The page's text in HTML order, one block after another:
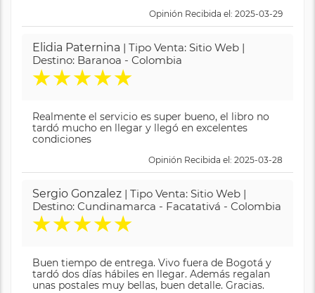
Opinión Recibida el: 2025-03-29
Elidia Paternina | Tipo Venta: Sitio Web |
Destino: Baranoa - Colombia
★★★★★
Realmente el servicio es super bueno, el libro no
tardó mucho en llegar y llegó en excelentes
condiciones
Opinión Recibida el: 2025-03-28
Sergio Gonzalez | Tipo Venta: Sitio Web |
Destino: Cundinamarca - Facatativá - Colombia
★★★★★
Buen tiempo de entrega. Vivo fuera de Bogotá y
tardó dos días hábiles en llegar. Además regalan
unas postales muy bellas, buen detalle. Gracias.